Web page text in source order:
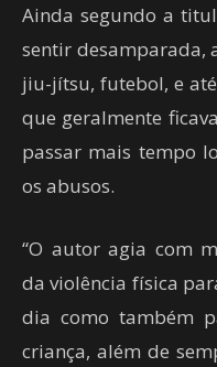
Ainda segundo a
sentir desamparada,
jiu-jítsu, futebol, e
que geralmente
passar mais tempo
os abusos.
“O autor agia com
da violência física
dia como também
criança, além de